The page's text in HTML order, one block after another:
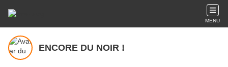
MENU
ENCORE DU NOIR !